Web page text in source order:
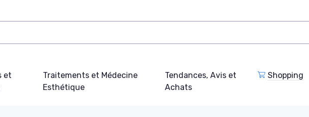
et
Traitements et Médecine
Esthétique
Tendances, Avis et
Achats
Shopping